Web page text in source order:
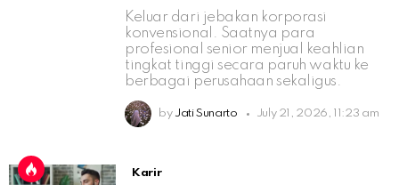
Keluar dari jebakan korporasi
konvensional. Saatnya para
profesional senior menjual keahlian
tingkat tinggi secara paruh waktu ke
berbagai perusahaan sekaligus.
by Jati Sunarto July 21, 2026, 11:23 am
Karir